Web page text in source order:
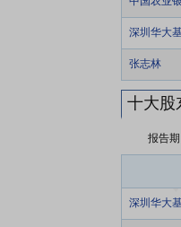
深圳华大
张志林
十大股
报告期
深圳华大